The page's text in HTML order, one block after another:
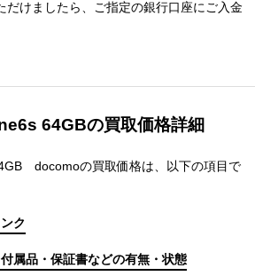
だけましたら、ご指定の銀行口座にご入金
64GBの買取価格詳細
docomoの買取価格は、以下の項目で
ク
属品・保証書などの有無・状態